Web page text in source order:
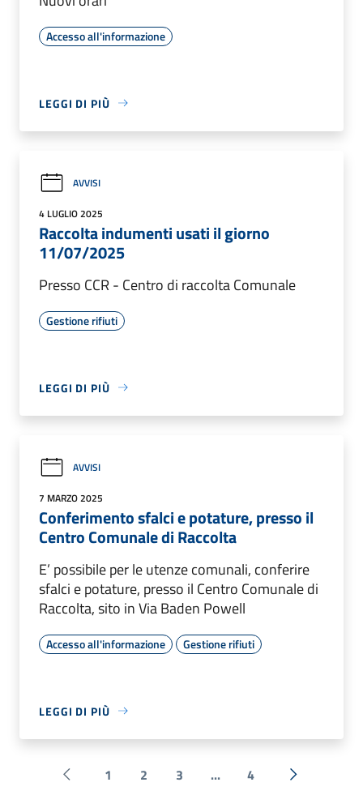
Accesso all'informazione
LEGGI DI PIÙ
AVVISI
4 LUGLIO 2025
Raccolta indumenti usati il giorno
11/07/2025
Presso CCR - Centro di raccolta Comunale
Gestione rifiuti
LEGGI DI PIÙ
AVVISI
7 MARZO 2025
Conferimento sfalci e potature, presso il
Centro Comunale di Raccolta
E’ possibile per le utenze comunali, conferire
sfalci e potature, presso il Centro Comunale di
Raccolta, sito in Via Baden Powell
Accesso all'informazione Gestione rifiuti
LEGGI DI PIÙ
Pagina precedente
1 2 3 ... 4 Successiva